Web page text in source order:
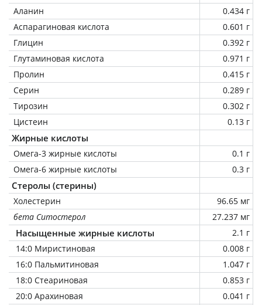
Аланин
0.434 г
Аспарагиновая кислота
0.601 г
Глицин
0.392 г
Глутаминовая кислота
0.971 г
Пролин
0.415 г
Серин
0.289 г
Тирозин
0.302 г
Цистеин
0.13 г
Жирные кислоты
Омега-3 жирные кислоты
0.1 г
Омега-6 жирные кислоты
0.3 г
Стеролы (стерины)
Холестерин
96.65 мг
бета Ситостерол
27.237 мг
Насыщенные жирные кислоты
2.1 г
14:0 Миристиновая
0.008 г
16:0 Пальмитиновая
1.047 г
18:0 Стеариновая
0.853 г
20:0 Арахиновая
0.041 г